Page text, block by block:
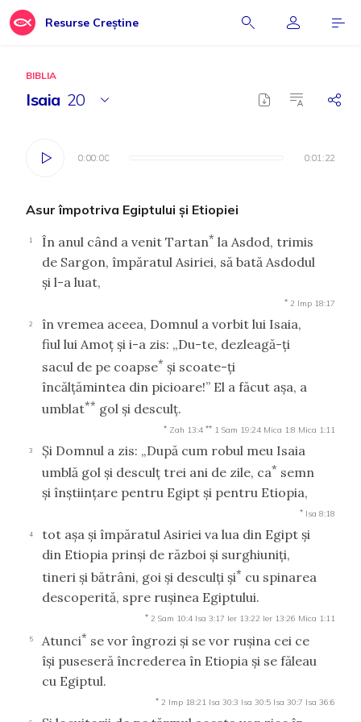
Resurse Creștine
BIBLIA
Isaia 20
0:00:00 0:01:22
0:00:00 0:01:22
Asur împotriva Egiptului şi Etiopiei
1 În anul când a venit Tartan* la Asdod, trimis
de Sargon, împăratul Asiriei, să bată Asdodul
şi l-a luat,
* 2 Imp 18:17
2
în vremea aceea, Domnul a vorbit lui Isaia,
fiul lui Amoţ şi i-a zis: „Du-te, dezleagă-ţi
sacul de pe coapse* şi scoate-ţi
încălţămintea din picioare!” El a făcut aşa, a
umblat** gol şi desculţ.
* Zah 13:4 ** 1 Sam 19:24 Mica 1:8 Mica 1:11
3
Şi Domnul a zis: „După cum robul meu Isaia
umblă gol şi desculţ trei ani de zile, ca* semn
şi înştiinţare pentru Egipt şi pentru Etiopia,
* Isa 8:18
4
tot aşa şi împăratul Asiriei va lua din Egipt şi
din Etiopia prinşi de război şi surghiuniţi,
tineri şi bătrâni, goi şi desculţi şi* cu spinarea
descoperită, spre ruşinea Egiptului.
* 2 Sam 10:4 Isa 3:17 Ier 13:22 Ier 13:26 Mica 1:11
5 Atunci* se vor îngrozi şi se vor ruşina cei ce
îşi puseseră încrederea în Etiopia şi se făleau
cu Egiptul.
* 2 Imp 18:21 Isa 30:3 Isa 30:5 Isa 30:7 Isa 36:6